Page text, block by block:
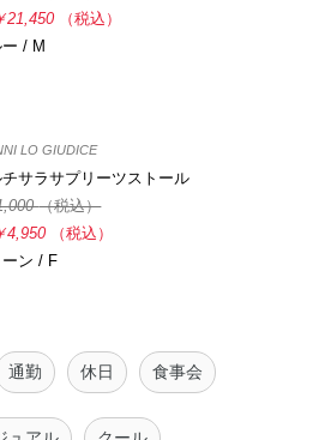
21,450
（税込）
/ M
LO GIUDICE
チサラサプリーツストール
（税込）
4,950
（税込）
ーン / F
通勤 休日 食事会